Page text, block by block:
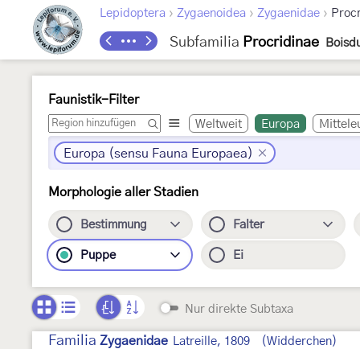
Lepidoptera › Zygaenoidea › Zygaenidae ›
Subfamilia Procridinae
Faunistik-Filter
Weltweit Europa
Europa (sensu Fauna Europaea)
Morphologie aller Stadien
Bestimmung Falter
Puppe Ei
Nur direkte Subtaxa
Familia Zygaenidae Latreille, 1809 (Widderchen)